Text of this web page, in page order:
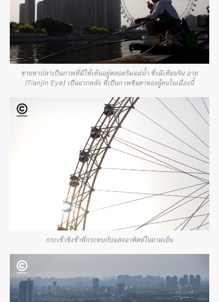
ชายหาปลาเป็นภาพที่มีให้เห็นอยู่ตลอดริมแม่น้ำ ซึ่งมีเทียนจิน อาย
(Tianjin Eye) เป็นฉากหลัง ที่เป็นภาพชินตาของผู้คนในเมืองนี้
กระเช้าชิงช้าที่กระทบกับแสงอาทิตย์ในยามเย็น